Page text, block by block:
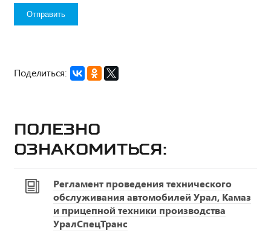
Поделиться:
Полезно
ознакомиться:
Регламент проведения технического
обслуживания автомобилей Урал, Камаз
и прицепной техники производства
УралСпецТранс